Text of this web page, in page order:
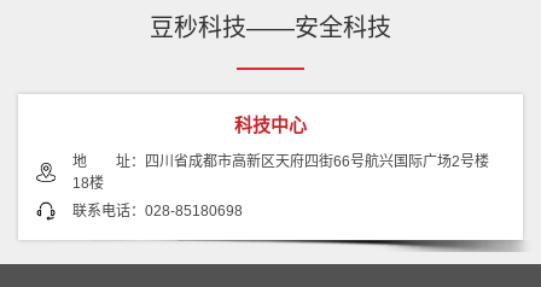
豆秒科技——安全科技
科技中心
地 址：四川省成都市高新区天府四街66号航兴国际广场2号楼
18楼
联系电话：028-85180698